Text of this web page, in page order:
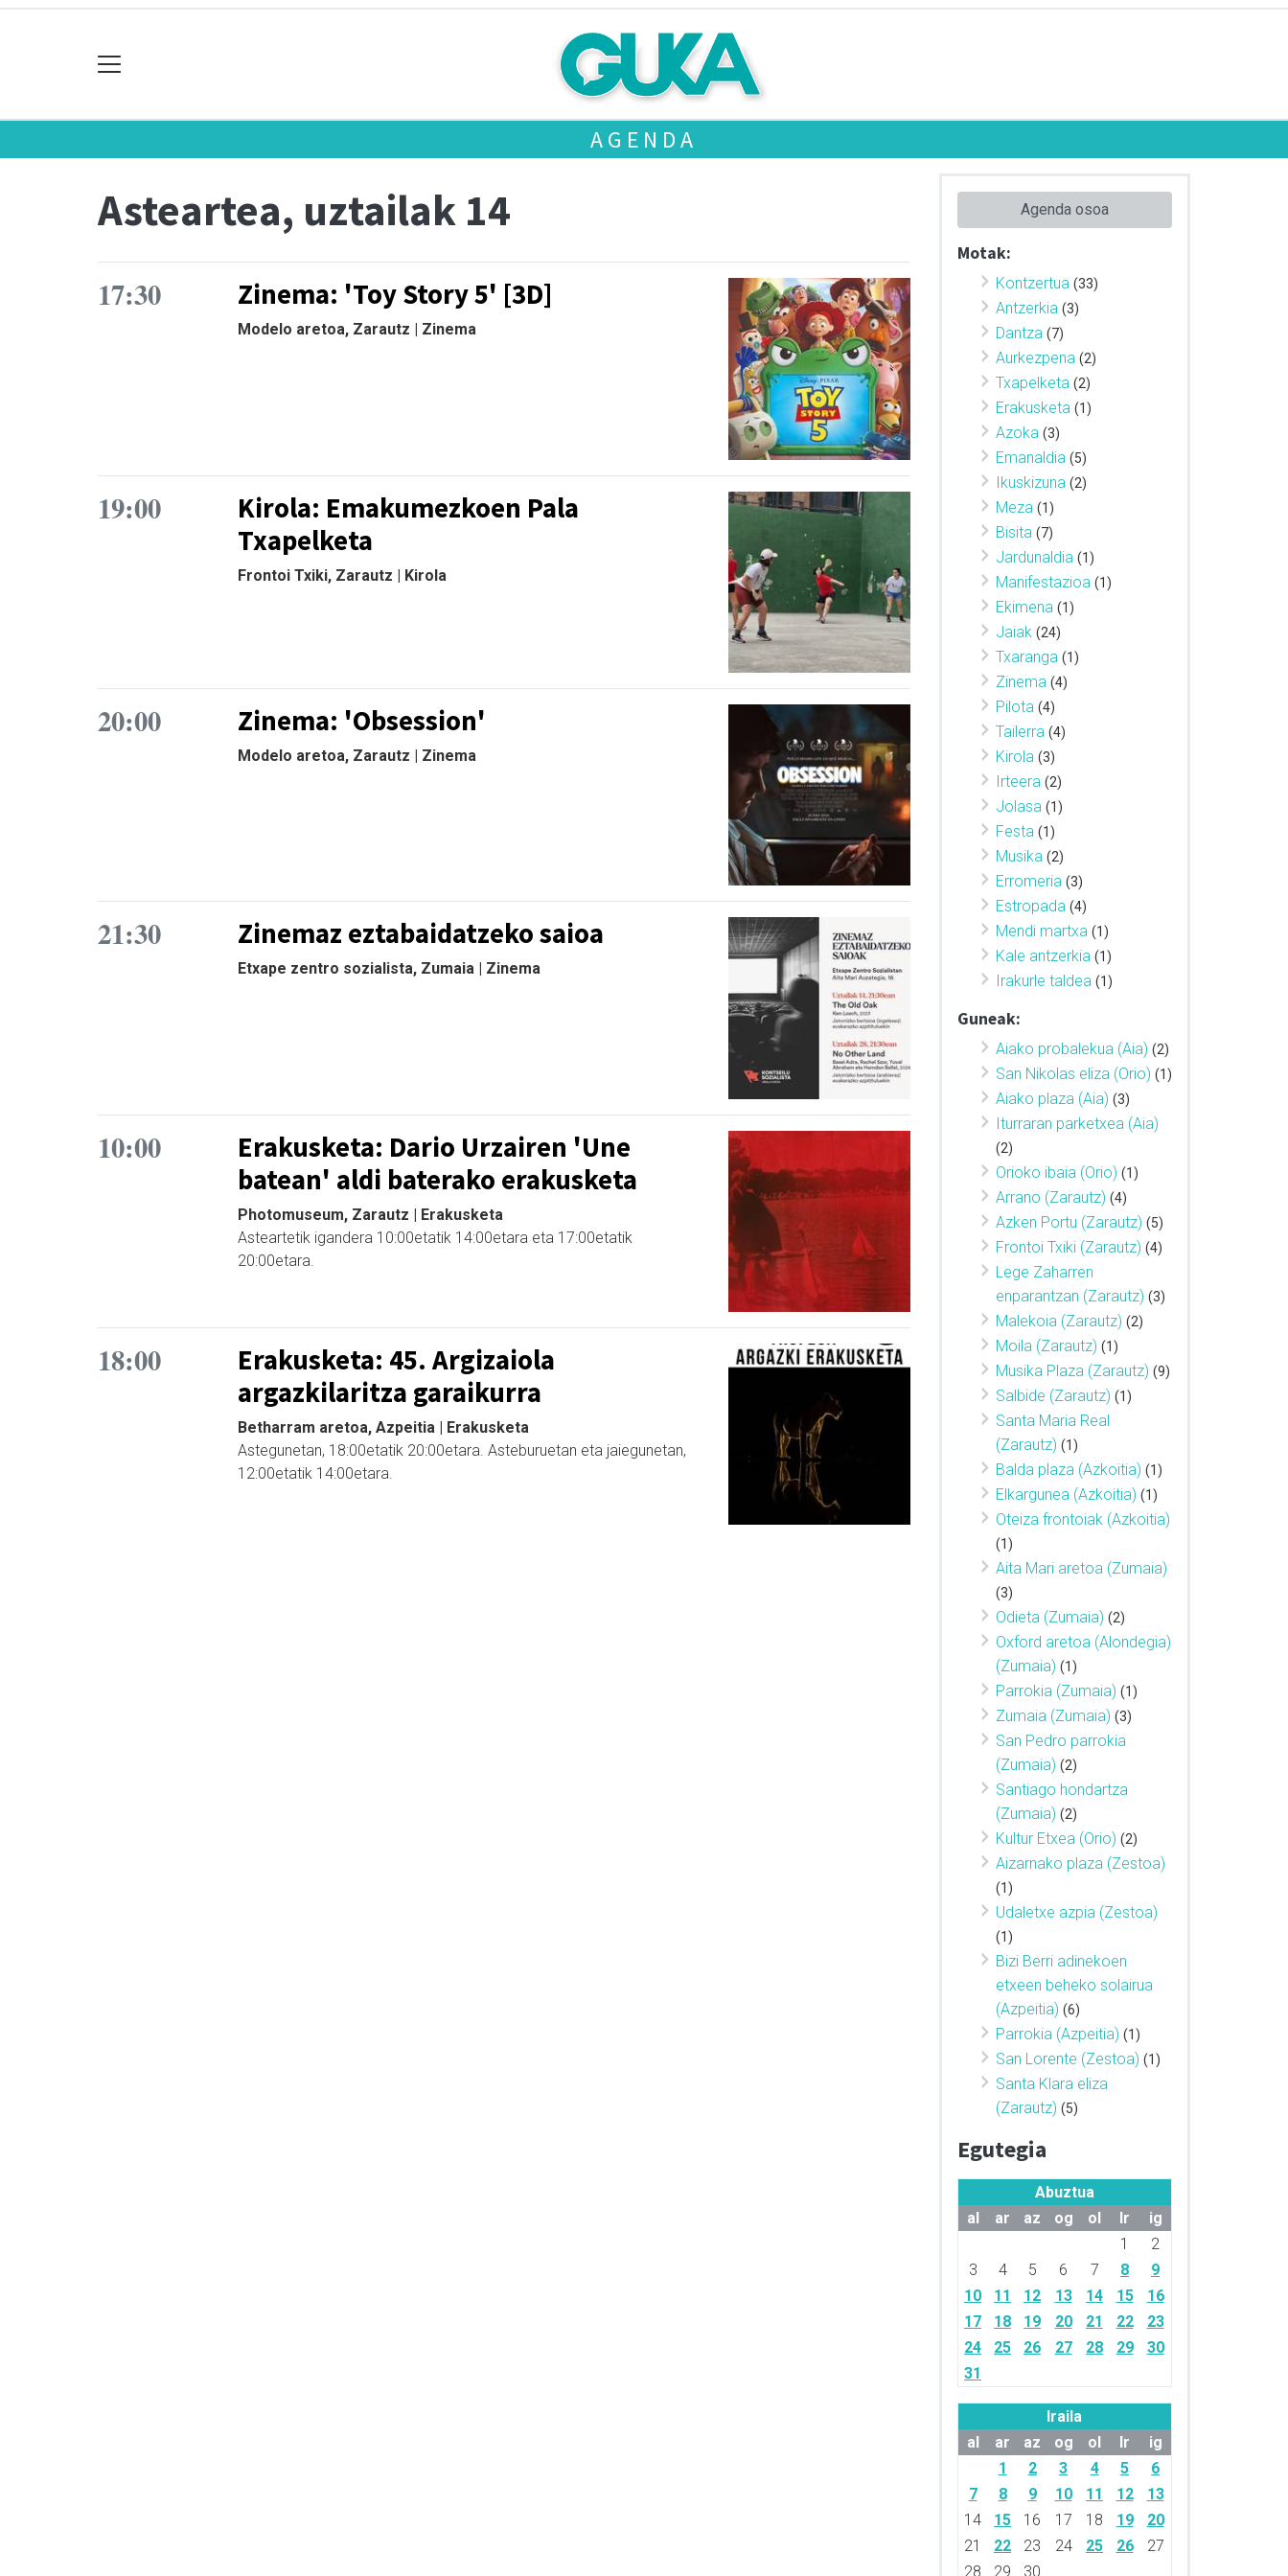
AGENDA
Asteartea, uztailak 14
17:30 Zinema: 'Toy Story 5' [3D]
Modelo aretoa, Zarautz | Zinema
19:00
Kirola: Emakumezkoen Pala
Txapelketa
Frontoi Txiki, Zarautz | Kirola
20:00 Zinema: 'Obsession'
Modelo aretoa, Zarautz | Zinema
21:30 Zinemaz eztabaidatzeko saioa
Etxape zentro sozialista, Zumaia | Zinema
10:00
Erakusketa: Dario Urzairen 'Une
batean' aldi baterako erakusketa
Photomuseum, Zarautz | Erakusketa
Asteartetik igandera 10:00etatik 14:00etara eta 17:00etatik
20:00etara.
18:00
Erakusketa: 45. Argizaiola
argazkilaritza garaikurra
Betharram aretoa, Azpeitia | Erakusketa
Astegunetan, 18:00etatik 20:00etara. Asteburuetan eta jaiegunetan,
12:00etatik 14:00etara.
Agenda osoa
Motak:
Kontzertua (33)
Antzerkia (3)
Dantza (7)
Aurkezpena (2)
Txapelketa (2)
Erakusketa (1)
Azoka (3)
Emanaldia (5)
Ikuskizuna (2)
Meza (1)
Bisita (7)
Jardunaldia (1)
Manifestazioa (1)
Ekimena (1)
Jaiak (24)
Txaranga (1)
Zinema (4)
Pilota (4)
Tailerra (4)
Kirola (3)
Irteera (2)
Jolasa (1)
Festa (1)
Musika (2)
Erromeria (3)
Estropada (4)
Mendi martxa (1)
Kale antzerkia (1)
Irakurle taldea (1)
Guneak:
Aiako probalekua (Aia) (2)
San Nikolas eliza (Orio) (1)
Aiako plaza (Aia) (3)
Iturraran parketxea (Aia)
(2)
Orioko ibaia (Orio) (1)
Arrano (Zarautz) (4)
Azken Portu (Zarautz) (5)
Frontoi Txiki (Zarautz) (4)
Lege Zaharren
enparantzan (Zarautz) (3)
Malekoia (Zarautz) (2)
Moila (Zarautz) (1)
Musika Plaza (Zarautz) (9)
Salbide (Zarautz) (1)
Santa Maria Real
(Zarautz) (1)
Balda plaza (Azkoitia) (1)
Elkargunea (Azkoitia) (1)
Oteiza frontoiak (Azkoitia)
(1)
Aita Mari aretoa (Zumaia)
(3)
Odieta (Zumaia) (2)
Oxford aretoa (Alondegia)
(Zumaia) (1)
Parrokia (Zumaia) (1)
Zumaia (Zumaia) (3)
San Pedro parrokia
(Zumaia) (2)
Santiago hondartza
(Zumaia) (2)
Kultur Etxea (Orio) (2)
Aizarnako plaza (Zestoa)
(1)
Udaletxe azpia (Zestoa)
(1)
Bizi Berri adinekoen
etxeen beheko solairua
(Azpeitia) (6)
Parrokia (Azpeitia) (1)
San Lorente (Zestoa) (1)
Santa Klara eliza
(Zarautz) (5)
Egutegia
Abuztua
al
ar az og ol lr
ig
1
2
3
4 5 6 7 8
9
10
11 12 13 14 15
16
17
18 19 20 21 22
23
24
25 26 27 28 29
30
31
Iraila
al
ar az og ol lr
ig
1
2 3 4 5
6
7
8 9 10 11 12
13
14
15 16 17 18 19
20
21
22 23 24 25 26
27
28
29 30